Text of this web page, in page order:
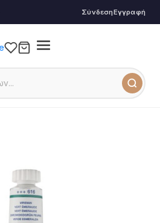
ΣύνδεσηΕγγραφή